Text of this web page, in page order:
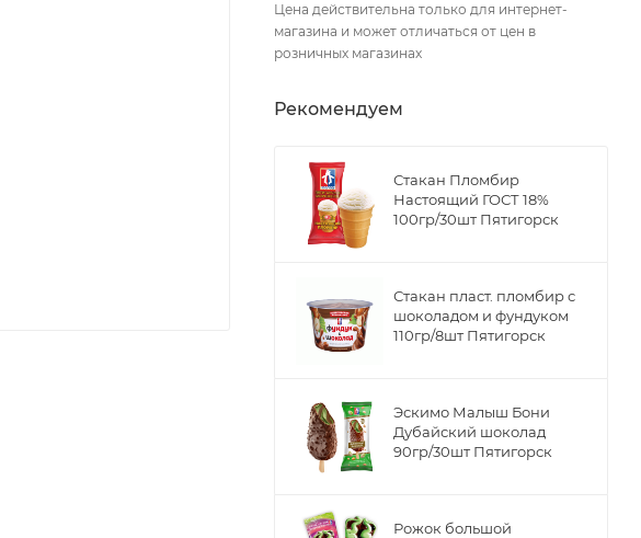
Цена действительна только для интернет-
магазина и может отличаться от цен в
розничных магазинах
Рекомендуем
Стакан Пломбир
Настоящий ГОСТ 18%
100гр/30шт Пятигорск
Стакан пласт. пломбир с
шоколадом и фундуком
110гр/8шт Пятигорск
Эскимо Малыш Бони
Дубайский шоколад
90гр/30шт Пятигорск
Рожок большой